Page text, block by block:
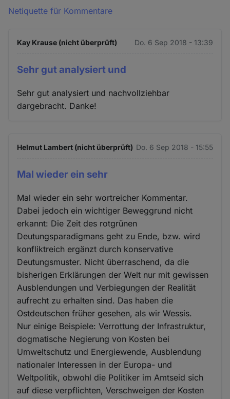
Netiquette für Kommentare
Kay Krause (nicht überprüft) Do. 6 Sep 2018 - 13:39
Sehr gut analysiert und
Sehr gut analysiert und nachvollziehbar
dargebracht. Danke!
Helmut Lambert (nicht überprüft) Do. 6 Sep 2018 - 15:55
Mal wieder ein sehr
Mal wieder ein sehr wortreicher Kommentar.
Dabei jedoch ein wichtiger Beweggrund nicht
erkannt: Die Zeit des rotgrünen
Deutungsparadigmans geht zu Ende, bzw. wird
konfliktreich ergänzt durch konservative
Deutungsmuster. Nicht überraschend, da die
bisherigen Erklärungen der Welt nur mit gewissen
Ausblendungen und Verbiegungen der Realität
aufrecht zu erhalten sind. Das haben die
Ostdeutschen früher gesehen, als wir Wessis.
Nur einige Beispiele: Verrottung der Infrastruktur,
dogmatische Negierung von Kosten bei
Umweltschutz und Energiewende, Ausblendung
nationaler Interessen in der Europa- und
Weltpolitik, obwohl die Politiker im Amtseid sich
auf diese verpflichten, Verschweigen der Kosten